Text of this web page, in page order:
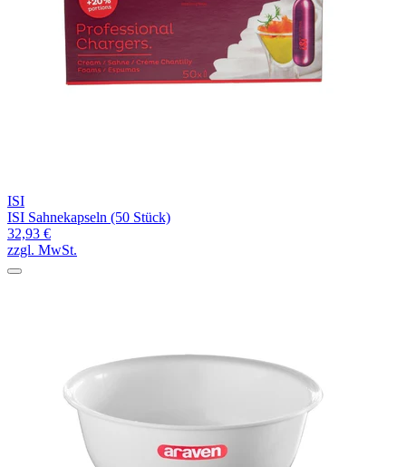
ISI
ISI Sahnekapseln (50 Stück)
32,93 €
zzgl. MwSt.